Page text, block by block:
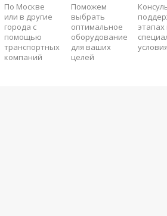
По Москве
или в другие
города с
помощью
транспортных
компаний
Поможем
выбрать
оптимальное
оборудование
для ваших
целей
этапах